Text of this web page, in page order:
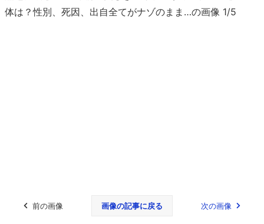
体は？性別、死因、出自全てがナゾのまま…の画像 1/5
前の画像 画像の記事に戻る 次の画像